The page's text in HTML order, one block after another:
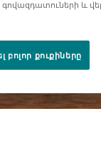
և
բոլոր քուքիները